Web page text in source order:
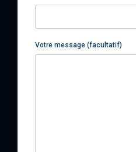
Votre message (facultatif)